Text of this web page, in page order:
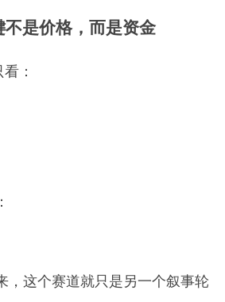
不是价格，而是资金
：
，这个赛道就只是另一个叙事轮